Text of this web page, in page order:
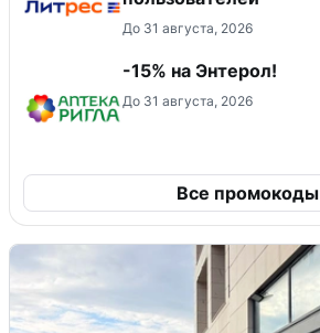
До 31 августа, 2026
-15% на Энтерол!
До 31 августа, 2026
Все промокоды